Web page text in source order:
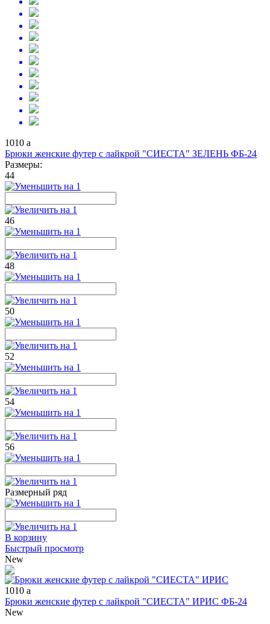
1010 a
Брюки женские футер с лайкрой "СИЕСТА" ЗЕЛЕНЬ ФБ-24
Размеры:
44
46
48
50
52
54
56
Размерный ряд
В корзину
Быстрый просмотр
New
1010 a
Брюки женские футер с лайкрой "СИЕСТА" ИРИС ФБ-24
New